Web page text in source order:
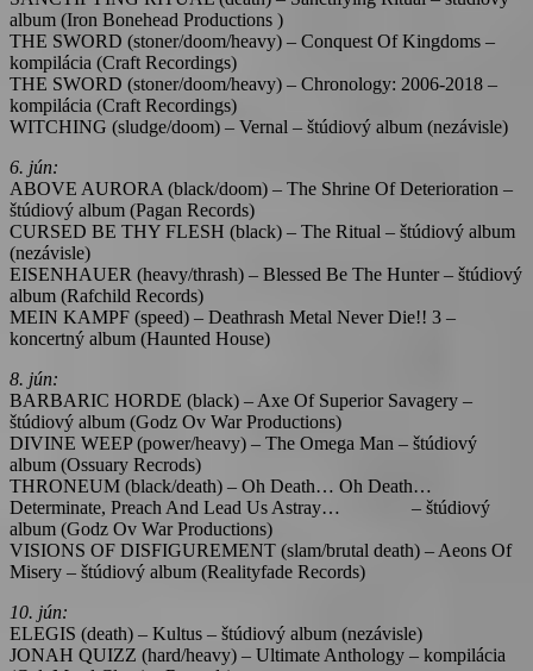
album (Iron Bonehead Productions )
THE SWORD (stoner/doom/heavy) – Conquest Of Kingdoms –
kompilácia (Craft Recordings)
THE SWORD (stoner/doom/heavy) – Chronology: 2006-2018 –
kompilácia (Craft Recordings)
WITCHING (sludge/doom) – Vernal – štúdiový album (nezávisle)
6. jún:
ABOVE AURORA (black/doom) – The Shrine Of Deterioration –
štúdiový album (Pagan Records)
CURSED BE THY FLESH (black) – The Ritual – štúdiový album
(nezávisle)
EISENHAUER (heavy/thrash) – Blessed Be The Hunter – štúdiový
album (Rafchild Records)
MEIN KAMPF (speed) – Deathrash Metal Never Die!! 3 –
koncertný album (Haunted House)
8. jún:
BARBARIC HORDE (black) – Axe Of Superior Savagery –
štúdiový album (Godz Ov War Productions)
DIVINE WEEP (power/heavy) – The Omega Man – štúdiový
album (Ossuary Recrods)
THRONEUM (black/death) – Oh Death… Oh Death…
Determinate, Preach And Lead Us Astray… – štúdiový
album (Godz Ov War Productions)
VISIONS OF DISFIGUREMENT (slam/brutal death) – Aeons Of
Misery – štúdiový album (Realityfade Records)
10. jún:
ELEGIS (death) – Kultus – štúdiový album (nezávisle)
JONAH QUIZZ (hard/heavy) – Ultimate Anthology – kompilácia